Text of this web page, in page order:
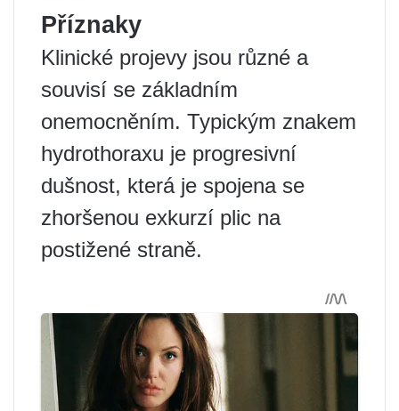
Příznaky
Klinické projevy jsou různé a
souvisí se základním
onemocněním. Typickým znakem
hydrothoraxu je progresivní
dušnost, která je spojena se
zhoršenou exkurzí plic na
postižené straně.